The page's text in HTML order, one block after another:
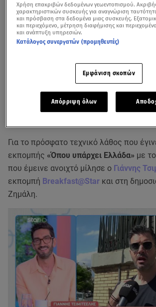
Για το πρόσφατο τεχνικό λάθος που
εκπομπής «Όπου υπάρχει Ελλάδα» με
που έμεινε ανοιχτό μίλησε ο Γιάννης
εκπομπή Breakfast@Star και στη
Ζημάλη.
Χρήση επακριβών δεδομένων γεωεντοπισμού.
χαρακτηριστικών συσκευής για αναγνώριση
και πρόσβαση στα δεδομένα μιας συσκευής.
και περιεχόμενο, μέτρηση διαφήμισης και
και ανάπτυξη υπηρεσιών.
Κατάλογος συνεργατών (προμηθευτές)
Εμφάνιση σκοπών
Απόρριψη όλων